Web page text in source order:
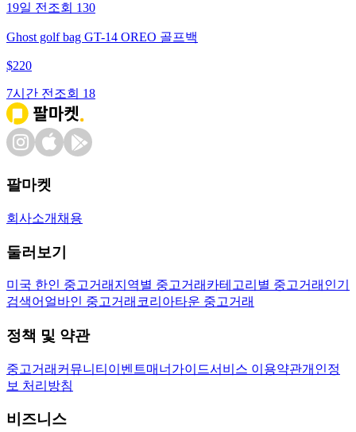
19일 전 조회 130
Ghost golf bag GT-14 OREO 골프백
$220
7시간 전 조회 18
팔마켓
회사소개 채용
둘러보기
미국 한인 중고거래 지역별 중고거래 카테고리별 중고거래 인기
검색어 얼바인 중고거래 코리아타운 중고거래
정책 및 약관
중고거래 커뮤니티 이벤트매너가이드서비스 이용약관개인정
보 처리방침
비즈니스